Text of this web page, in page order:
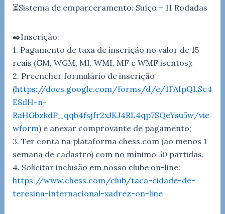
⏳Sistema de emparceramento: Suíço – 11 Rodadas
✒️Inscrição:
1. Pagamento de taxa de inscrição no valor de 15
reais (GM, WGM, MI, WMI, MF e WMF isentos);
2. Preencher formulário de inscrição
(https://docs.google.com/forms/d/e/1FAIpQLSc4
E8dH-n-
RaHGbzkdP_qqb4fsjfr2xJKJ4RL4qp7SQeYsu5w/vie
wform) e anexar comprovante de pagamento;
3. Ter conta na plataforma chess.com (ao menos 1
semana de cadastro) com no mínimo 50 partidas.
4. Solicitar inclusão em nosso clube on-line:
https://www.chess.com/club/taca-cidade-de-
teresina-internacional-xadrez-on-line